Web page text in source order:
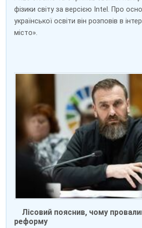
фізики світу за версією Intel. Про
української освіти він розповів в
місто».
Лісовий пояснив, чому
реформу